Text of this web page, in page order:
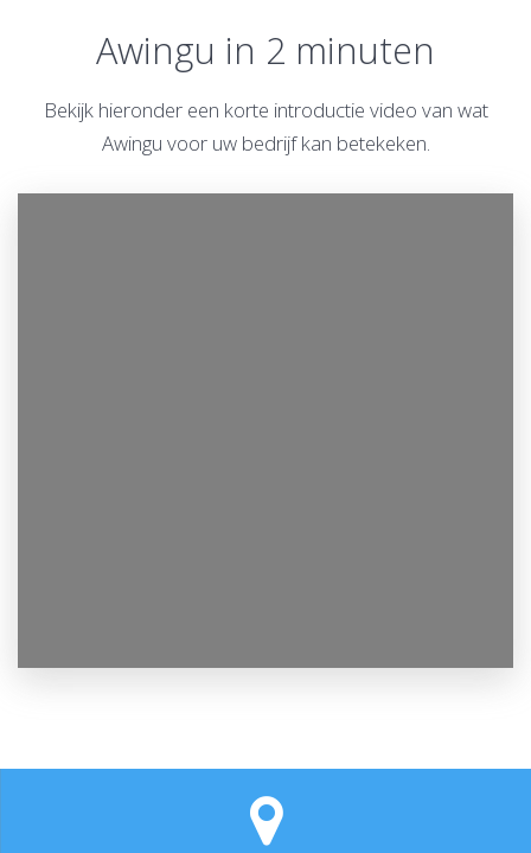
Awingu in 2 minuten
Bekijk hieronder een korte introductie video van wat
Awingu voor uw bedrijf kan betekeken.